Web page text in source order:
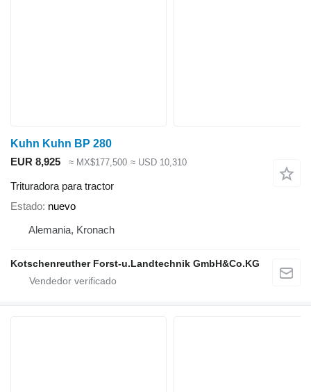
Kuhn Kuhn BP 280
EUR 8,925
≈ MX$177,500 ≈ USD 10,310
Trituradora para tractor
Estado nuevo
Alemania, Kronach
Kotschenreuther Forst-u.Landtechnik GmbH&Co.KG